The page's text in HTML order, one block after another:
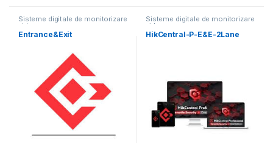
Sisteme digitale de monitorizare
video
Entrance&Exit
Sisteme digitale de monitorizare
video
HikCentral-P-E&E-2Lane